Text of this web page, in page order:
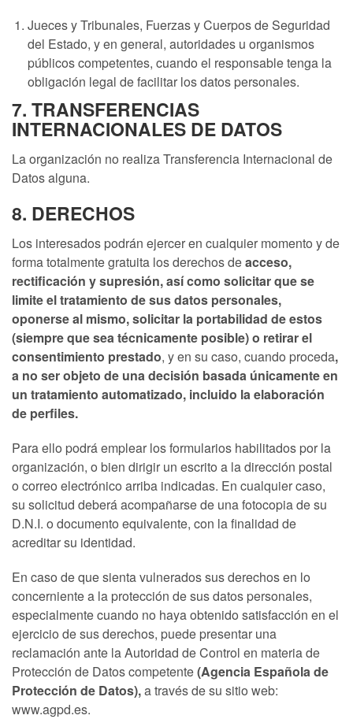
Jueces y Tribunales, Fuerzas y Cuerpos de Seguridad
del Estado, y en general, autoridades u organismos
públicos competentes, cuando el responsable tenga la
obligación legal de facilitar los datos personales.
7. TRANSFERENCIAS
INTERNACIONALES DE DATOS
La organización no realiza Transferencia Internacional de
Datos alguna.
8. DERECHOS
Los interesados podrán ejercer en cualquier momento y de
forma totalmente gratuita los derechos deacceso,
rectificación y supresión, así como solicitar que se
limite el tratamiento de sus datos personales,
oponerse al mismo, solicitar la portabilidad de estos
(siempre que sea técnicamente posible) o retirar el
consentimiento prestado, y en su caso, cuando proceda,
a no ser objeto de una decisión basada únicamente en
un tratamiento automatizado, incluido la elaboración
de perfiles.
Para ello podrá emplear los formularios habilitados por la
organización, o bien dirigir un escrito a la dirección postal
o correo electrónico arriba indicadas. En cualquier caso,
su solicitud deberá acompañarse de una fotocopia de su
D.N.I. o documento equivalente, con la finalidad de
acreditar su identidad.
En caso de que sienta vulnerados sus derechos en lo
concerniente a la protección de sus datos personales,
especialmente cuando no haya obtenido satisfacción en el
ejercicio de sus derechos, puede presentar una
reclamación ante la Autoridad de Control en materia de
Protección de Datos competente(Agencia Española de
Protección de Datos),a través de su sitio web:
www.agpd.es.